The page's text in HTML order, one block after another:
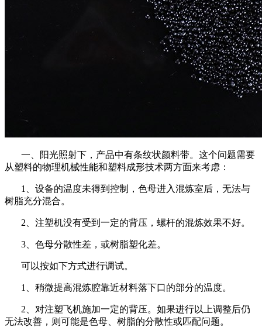
一、阳光照射下，产品中有条纹状颜料带。这个问题需要
从塑料的物理机械性能和塑料成形技术两方面来考虑：
1、设备的温度未得到控制，色母进入混炼室后，无法与
树脂充分混合。
2、注塑机没有受到一定的背压，螺杆的混炼效果不好。
3、色母分散性差，或树脂塑化差。
可以按如下方式进行调试。
1、稍微提高混炼腔靠近材料落下口的部分的温度。
2、对注塑飞机施加一定的背压。如果进行以上调整后仍
无法改善，则可能是色母、树脂的分散性或匹配问题。